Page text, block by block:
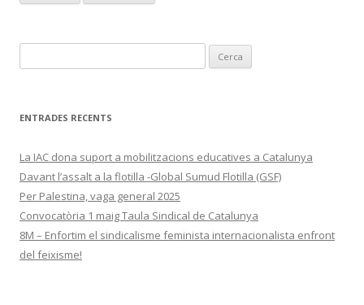
ENTRADES RECENTS
La IAC dona suport a mobilitzacions educatives a Catalunya
Davant l’assalt a la flotilla -Global Sumud Flotilla (GSF)
Per Palestina, vaga general 2025
Convocatòria 1 maig Taula Sindical de Catalunya
8M – Enfortim el sindicalisme feminista internacionalista enfront
del feixisme!